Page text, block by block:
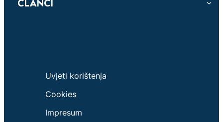
ČLANCI
Uvjeti korištenja
Cookies
Impresum